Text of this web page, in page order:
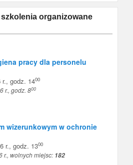
organizowane
pracy dla personelu
r., godz. 1400
r., godz. 800
wizerunkowym w ochronie
r., godz. 1300
r., wolnych miejsc: 182